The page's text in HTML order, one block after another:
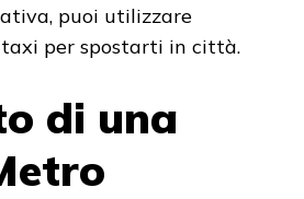
puoi utilizzare
per spostarti in città.
di una